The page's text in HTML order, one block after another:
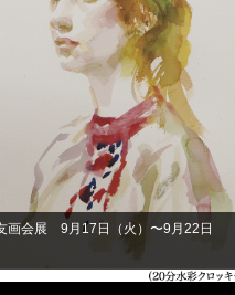
画会展 9月17日（火）〜9月22日